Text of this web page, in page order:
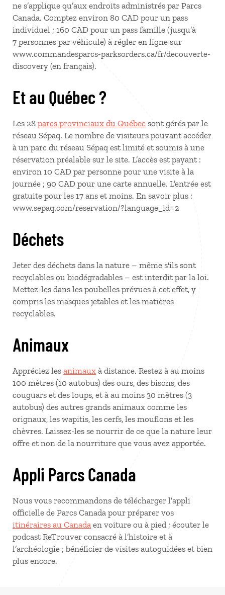
ne s’applique qu’aux endroits administrés par Parcs
Canada. Comptez environ 80 CAD pour un pass
individuel ; 160 CAD pour un pass famille (jusqu’à
7 personnes par véhicule) à régler en ligne sur
www.commandesparcs-parksorders.ca/fr/decouverte-
discovery (en français).
Et au Québec ?
Les 28 parcs provinciaux du Québec sont gérés par le
réseau Sépaq. Le nombre de visiteurs pouvant accéder
à un parc du réseau Sépaq est limité et soumis à une
réservation préalable sur le site. L’accès est payant :
environ 10 CAD par personne pour une visite à la
journée ; 90 CAD pour une carte annuelle. L’entrée est
gratuite pour les 17 ans et moins. En savoir plus :
www.sepaq.com/reservation/?language_id=2
Déchets
Jeter des déchets dans la nature – même s'ils sont
recyclables ou biodégradables – est interdit par la loi.
Mettez-les dans les poubelles prévues à cet effet, y
compris les masques jetables et les matières
recyclables.
Animaux
Appréciez les animaux à distance. Restez à au moins
100 mètres (10 autobus) des ours, des bisons, des
couguars et des loups, et à au moins 30 mètres (3
autobus) des autres grands animaux comme les
orignaux, les wapitis, les cerfs, les mouflons et les
chèvres. Laissez-les se nourrir de ce que la nature leur
offre et non de la nourriture que vous avez apportée.
Appli Parcs Canada
Nous vous recommandons de télécharger l’appli
officielle de Parcs Canada pour préparer vos
itinéraires au Canada en voiture ou à pied ; écouter le
podcast ReTrouver consacré à l’histoire et à
l’archéologie ; bénéficier de visites autoguidées et bien
plus encore.